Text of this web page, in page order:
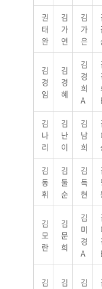
권
태
완
김
가
연
김
가
은
김
경
임
김
경
혜
김
경
희
A
김
나
리
김
난
이
김
남
희
김
동
휘
김
둘
순
김
득
현
김
모
란
김
문
희
김
미
경
A
김
김
김